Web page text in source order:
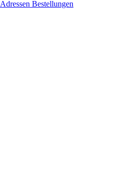
Adressen Bestellungen